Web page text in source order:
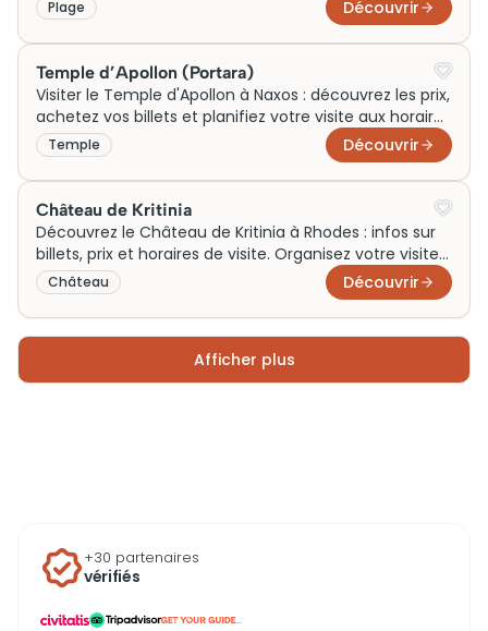
Plage Découvrir
Temple d’Apollon (Portara)
Visiter le Temple d'Apollon à Naxos : découvrez les prix,
achetez vos billets et planifiez votre visite aux horaires
indiqués. Ne manquez pas ce site emblématique !
Temple Découvrir
Château de Kritinia
Découvrez le Château de Kritinia à Rhodes : infos sur
billets, prix et horaires de visite. Organisez votre visite
dès maintenant !
Château Découvrir
Afficher plus
+30 partenaires
vérifiés
...